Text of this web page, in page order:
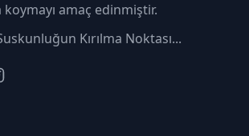
amaç edinmiştir.
Kırılma Noktası...